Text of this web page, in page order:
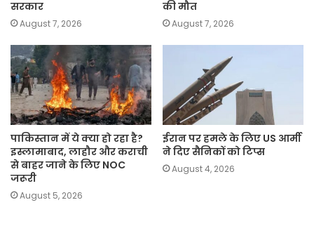
सरकार
August 7, 2026
की मौत
August 7, 2026
पाकिस्तान में ये क्या हो रहा है?
इस्लामाबाद, लाहौर और कराची
से बाहर जाने के लिए NOC
जरूरी
August 5, 2026
ईरान पर हमले के लिए US आर्मी
ने दिए सैनिकों को टिप्स
August 4, 2026